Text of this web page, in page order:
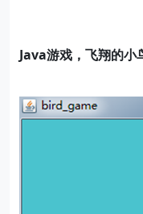
Java游戏，飞翔的小